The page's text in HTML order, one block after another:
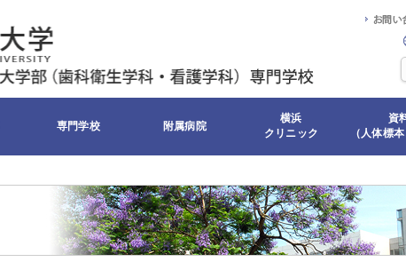
専門学校 附属病院
横浜
クリニック
資
（人体標